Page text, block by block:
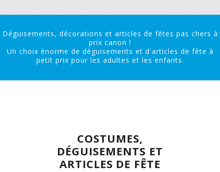
Déguisements, décorations et articles de fêtes pas chers à
prix canon !
Un choix énorme de déguisements et d'articles de fête à
petit prix pour les adultes et les enfants.
COSTUMES,
DÉGUISEMENTS ET
ARTICLES DE FÊTE